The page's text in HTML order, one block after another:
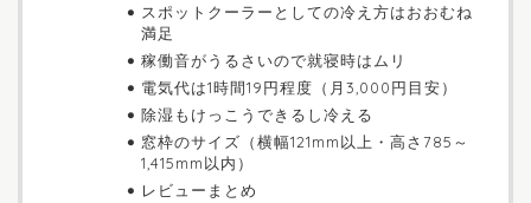
スポットクーラーとしての冷え方はおおむね
満足
稼働音がうるさいので就寝時はムリ
電気代は1時間19円程度（月3,000円目安）
除湿もけっこうできるし冷える
窓枠のサイズ（横幅121mm以上・高さ785～
1,415mm以内）
レビューまとめ